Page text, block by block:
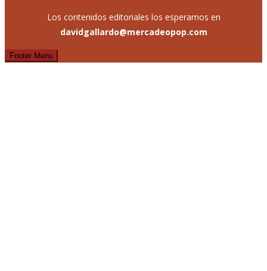
Los contenidos editoriales los esperamos en
davidgallardo@mercadeopop.com
Footer Menu